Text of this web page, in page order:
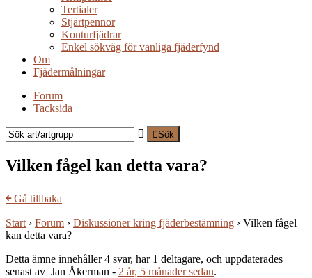
Tertialer
Stjärtpennor
Konturfjädrar
Enkel sökväg för vanliga fjäderfynd
Om
Fjädermålningar
Forum
Tacksida
Sök
Vilken fågel kan detta vara?
￩Gå tillbaka
Start › Forum › Diskussioner kring fjäderbestämning › Vilken fågel
kan detta vara?
Detta ämne innehåller 4 svar, har 1 deltagare, och uppdaterades
senast av Jan Åkerman - 2 år, 5 månader sedan.